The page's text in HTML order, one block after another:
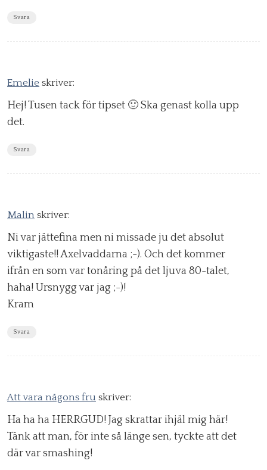
Svara
Emelie skriver:
Hej! Tusen tack för tipset 🙂 Ska genast kolla upp
det.
Svara
Malin skriver:
Ni var jättefina men ni missade ju det absolut
viktigaste!! Axelvaddarna ;-). Och det kommer
ifrån en som var tonåring på det ljuva 80-talet,
haha! Ursnygg var jag ;-)!
Kram
Svara
Att vara någons fru skriver:
Ha ha ha HERRGUD! Jag skrattar ihjäl mig här!
Tänk att man, för inte så länge sen, tyckte att det
där var smashing!